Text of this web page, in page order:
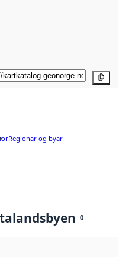
Regionar og byar
0